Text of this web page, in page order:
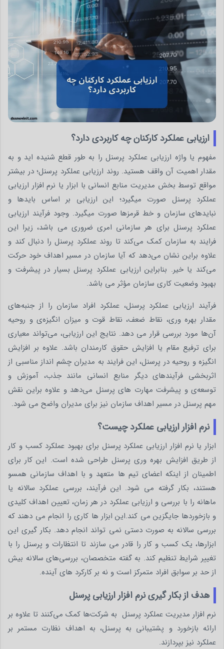
ارزیابی عملکرد کارکنان چه کاربردی دارد؟
مفهوم یا واژه ارزیابی عملکرد پرسنل را به طور قطع شنیده اید و به
مقدار اهمیت آن واقف هستید. روند ارزیابی عملکرد پرسنل؛ در بیشتر
مواقع توسط بخش مدیریت منابع انسانی با ابزار یا نرم افزار ارزیابی
عملکرد پرسنل صورت می­گیرد؛ این ارزیابی بر اساس بایدها و
نبایدهای سازمان و خط قرمزها صورت می­گیرد. وجود فرآیند ارزیابی
عملکرد پرسنل برای هر سازمانی امری ضروری می باشد، زیرا این
فرایند به سازمان کمک می‌کند تا روند عملکرد پرسنل را دنبال کند و
علاوه براین نشان می‌دهد که آیا سازمان در مسیر اهداف خود حرکت
می‌کند یا خیر. بنابراین ارزیابی عملکرد پرسنل بسیار در پیشرفت و
بهبود وضعیت کاری سازمان مؤثر می باشد.
فرآیند ارزیابی عملکرد پرسنل، عملکرد افراد سازمان را از جنبه‌های
مقدار بهره‌ وری، نقاط ضعف، نقاط قوت و میزان انگیزه‌ی و روحیه
آن‌ها مورد بررسی قرار می دهد. نتایج این ارزیابی، می‌تواند معیاری
برای ترفیع مقام یا افزایش حقوق کارمندان باشد. علاوه بر افزایش
انگیزه و روحیه در پرسنل، این فرایند به مدیران چشم انداز مناسبی از
اثربخشی فرآیندهای دیگر منابع انسانی مانند جذب، آموزش و
توسعه‌ی و پیشرفت مهارت های پرسنل می‌دهد و علاوه براین نقش
مهم پرسنل در مسیر اهداف سازمان نیز برای مدیران واضح می شود.
نرم افزار ارزیابی عملکرد چیست؟
ابزار یا نرم افزار ارزیابی عملکرد پرسنل برای بهبود عملکرد کسب و کار
از طریق افزایش بهره وری پرسنل طراحی شده است. این کار برای
اطمینان از اینکه اعضای تیم ها متعهد و با اهداف سازمانی همسو
هستند، بکار گرفته می شود. این فرآیند، بررسی عملکرد سالانه یا
ماهانه را با بررسی و ارزیابی عملکرد در هر زمان، تعیین اهداف کلیدی
و بازخوردها جایگزین می کند.این ابزار ها کاری را انجام می دهند که
بررسی سالانه به صورت دستی نمی تواند انجام دهد. بکار گیری این
ابزارها، یک کسب و کار را قادر می سازند تا انتظارات و پرسنل را با
تغییر شرایط تنظیم کند. به گفته متخصصان، بررسی‌های سالانه بیش
از حد بر سوابق افراد متمرکز است و نه بر کارکرد های آینده.
هدف از بکار گیری نرم افزار ارزیابی پرسنل
نرم افزار مدیریت عملکرد پرسنل به شرکت‌ها کمک می‌کنند تا علاوه بر
ارائه بازخورد و پشتیبانی به پرسنل، به اهداف نظارت مستمر بر
عملکرد نیز بپردازند.